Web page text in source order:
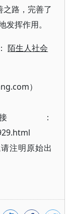
之路，完善了
发挥作用。
陌生人社会
）
：
注明原始出